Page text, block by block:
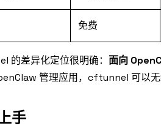
免费
的差异化定位很明确： 面向
管理应用，cftunnel 可以
手